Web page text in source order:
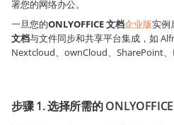
署您的网络办公。
一旦您的ONLYOFFICE 文档企业版实例
文档与文件同步和共享平台集成，如
Nextcloud、ownCloud、SharePoint、
步骤 1. 选择所需的